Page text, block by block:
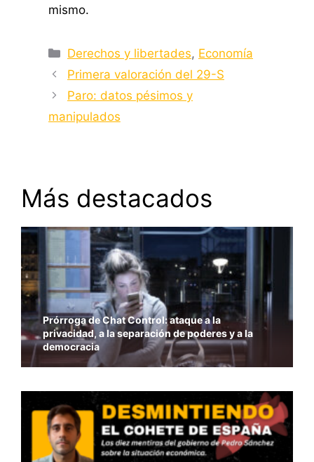
mismo.
Categorías
Derechos y libertades, Economía
Primera valoración del 29-S
Paro: datos pésimos y
manipulados
Más destacados
Prórroga de Chat Control: ataque a la
privacidad, a la separación de poderes y a la
democracia